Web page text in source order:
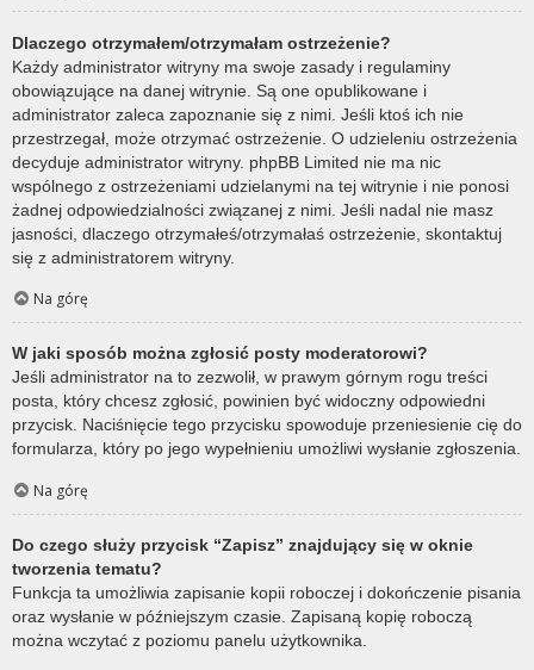
Dlaczego otrzymałem/otrzymałam ostrzeżenie?
Każdy administrator witryny ma swoje zasady i regulaminy
obowiązujące na danej witrynie. Są one opublikowane i
administrator zaleca zapoznanie się z nimi. Jeśli ktoś ich nie
przestrzegał, może otrzymać ostrzeżenie. O udzieleniu ostrzeżenia
decyduje administrator witryny. phpBB Limited nie ma nic
wspólnego z ostrzeżeniami udzielanymi na tej witrynie i nie ponosi
żadnej odpowiedzialności związanej z nimi. Jeśli nadal nie masz
jasności, dlaczego otrzymałeś/otrzymałaś ostrzeżenie, skontaktuj
się z administratorem witryny.
Na górę
W jaki sposób można zgłosić posty moderatorowi?
Jeśli administrator na to zezwolił, w prawym górnym rogu treści
posta, który chcesz zgłosić, powinien być widoczny odpowiedni
przycisk. Naciśnięcie tego przycisku spowoduje przeniesienie cię do
formularza, który po jego wypełnieniu umożliwi wysłanie zgłoszenia.
Na górę
Do czego służy przycisk “Zapisz” znajdujący się w oknie
tworzenia tematu?
Funkcja ta umożliwia zapisanie kopii roboczej i dokończenie pisania
oraz wysłanie w późniejszym czasie. Zapisaną kopię roboczą
można wczytać z poziomu panelu użytkownika.